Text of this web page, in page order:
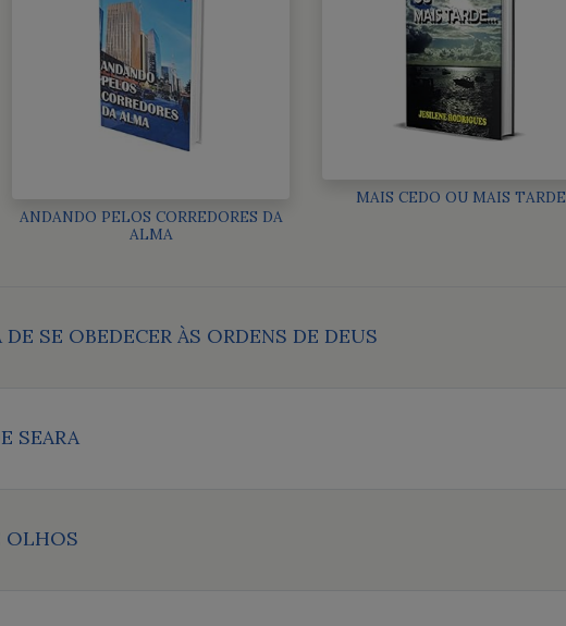
ANDANDO PELOS CORREDORES DA
ALMA
MAIS CEDO OU MAIS TARDE
SE OBEDECER ÀS ORDENS DE DEUS
SEARA
OLHOS